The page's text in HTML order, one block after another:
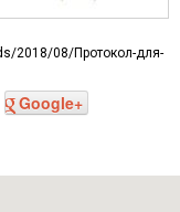
2018/08/Протокол-для-
Google+